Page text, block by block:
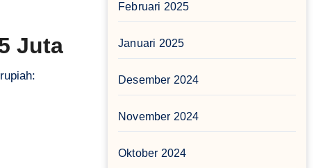
Juta
Februari 2025
Januari 2025
Desember 2024
November 2024
Oktober 2024